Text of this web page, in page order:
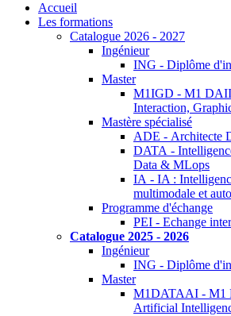
Accueil
Les formations
Catalogue 2026 - 2027
Ingénieur
ING - Diplôme
Master
M1IGD - M1
Interaction,
Mastère spécialisé
ADE - Architecte
DATA -
Data & MLops
IA - IA :
multimodale et
Programme d'échange
PEI - Echange
Catalogue 2025 - 2026
Ingénieur
ING - Diplôme
Master
M1DATAAI - M1
Artificial